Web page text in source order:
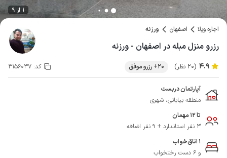
1 از 9
اجاره ویلا اصفهان ورزنه
رزرو منزل مبله در اصفهان - ورزنه
4.9 (20 نظر) 20+ رزرو موفق کد: 3156037
آپارتمان دربست
منطقه بیابانی، شهری
تا 12 مهمان
3 نفر استاندارد + 9 نفر اضافه
1 اتاق‌خواب
و 6 دست رختخواب